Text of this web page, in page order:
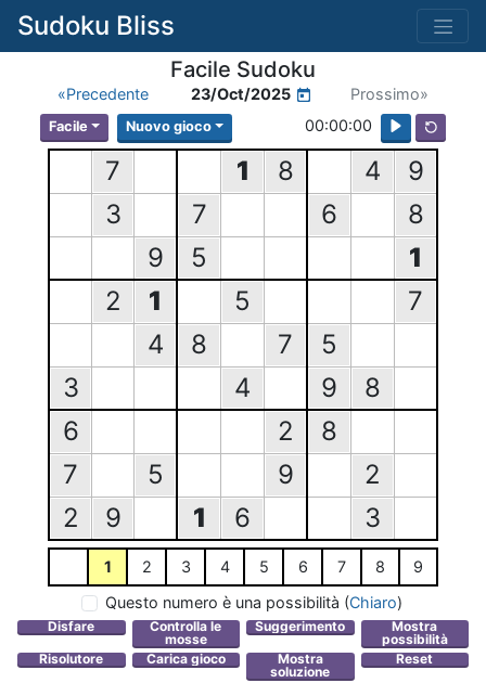
Sudoku Bliss
Facile Sudoku
«Precedente 23/Oct/2025 Prossimo»
Facile Nuovo gioco 00:00:00
7 1 8 4
9
3
7 6
8
9
5
1
2
1 5
7
4
8 7
5
3
4 9
8
6
2
8
7
5 9
2
2
9 1 6 3
1 2 3 4 5 6 7 8
9
Questo numero è una possibilità (Chiaro)